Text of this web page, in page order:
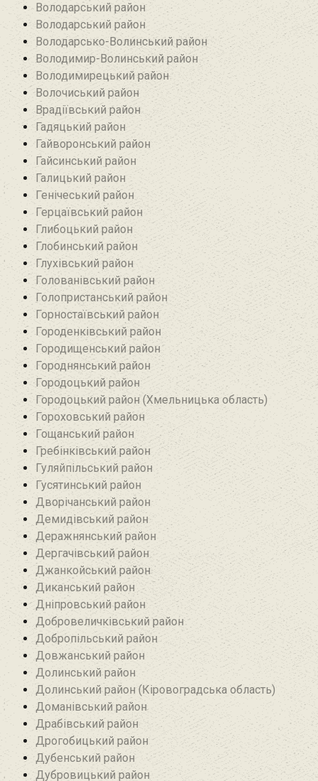
Володарський район
Володарський район
Володарсько-Волинський район
Володимир-Волинський район
Володимирецький район‎
Волочиський район
Врадіївський район‎
Гадяцький район
Гайворонський район
Гайсинський район
Галицький район
Генічеський район
Герцаївський район
Глибоцький район
Глобинський район
Глухівський район‎
Голованівський район
Голопристанський район
Горностаївський район‎
Городенківський район
Городищенський район‎
Городнянський район
Городоцький район
Городоцький район (Хмельницька область)
Гороховський район
Гощанський район
Гребінківський район
Гуляйпільський район‎
Гусятинський район‎
Дворічанський район
Демидівський район
Деражнянський район
Дергачівський район
Джанкойський район
Диканський район
Дніпровський район
Добровеличківський район
Добропільський район‎
Довжанський район
Долинський район
Долинський район (Кіровоградська область)
Доманівський район‎
Драбівський район‎
Дрогобицький район
Дубенський район
Дубровицький район‎